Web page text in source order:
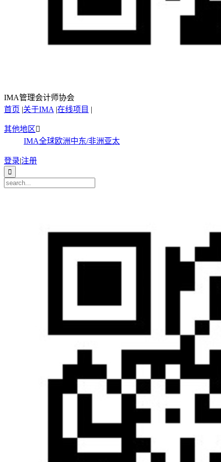
IMA管理会计师协会
首页 |关于IMA |在线项目 |
其他地区
IMA全球欧洲中东/非洲亚太
登录|注册
